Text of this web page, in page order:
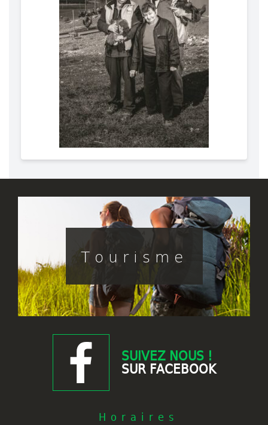
Tourisme
SUIVEZ NOUS !
SUR FACEBOOK
Horaires